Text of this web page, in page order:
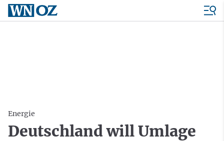
Energie
Deutschland will Umlage